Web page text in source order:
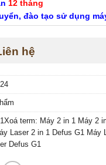
12 tháng
đào tạo sử dụng
hệ
term: Máy 2 in 1 Máy 2
Laser 2 in 1 Defus G1
Defus G1